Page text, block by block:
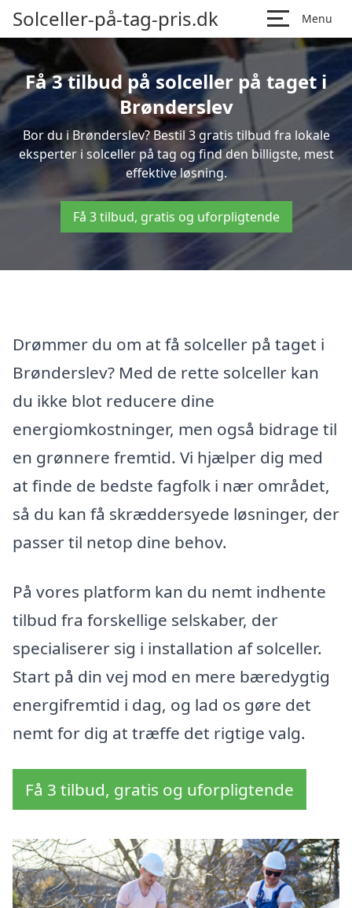
Solceller-på-tag-pris.dk Menu
Få 3 tilbud på solceller på taget i
Brønderslev
Bor du i Brønderslev? Bestil 3 gratis tilbud fra lokale
eksperter i solceller på tag og find den billigste, mest
effektive løsning.
Få 3 tilbud, gratis og uforpligtende
Drømmer du om at få solceller på taget i
Brønderslev? Med de rette solceller kan
du ikke blot reducere dine
energiomkostninger, men også bidrage til
en grønnere fremtid. Vi hjælper dig med
at finde de bedste fagfolk i nær området,
så du kan få skræddersyede løsninger, der
passer til netop dine behov.
På vores platform kan du nemt indhente
tilbud fra forskellige selskaber, der
specialiserer sig i installation af solceller.
Start på din vej mod en mere bæredygtig
energifremtid i dag, og lad os gøre det
nemt for dig at træffe det rigtige valg.
Få 3 tilbud, gratis og uforpligtende